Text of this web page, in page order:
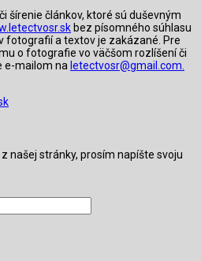
šírenie článkov, ktoré sú duševným
bez písomného súhlasu
fotografií a textov je zakázané. Pre
o fotografie vo väčšom rozlíšení či
e-mailom na letectvosr@gmail.com.
našej stránky, prosím napíšte svoju